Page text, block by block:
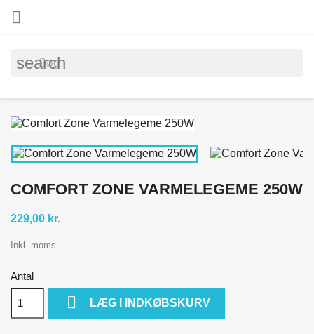

search
COMFORT ZONE VARMELEGEME 250W
229,00 kr.
Inkl. moms
Antal
 LÆG I INDKØBSKURV